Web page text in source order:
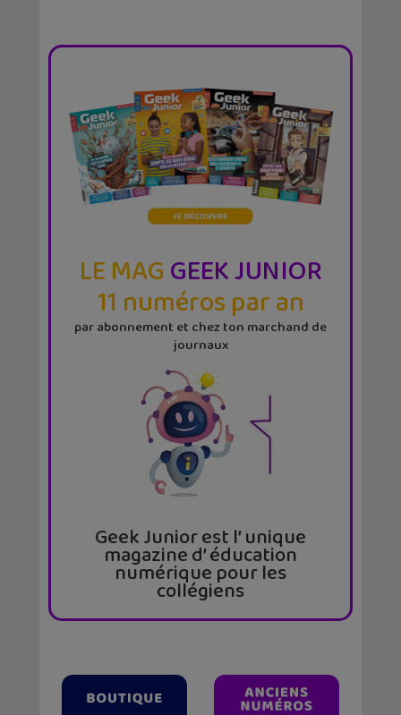
LE MAGGEEK JUNIOR
11 numéros par an
par abonnement et chez ton marchand de
journaux
Geek Junior est l’ unique
magazine d’ éducation
numérique pour les
collégiens